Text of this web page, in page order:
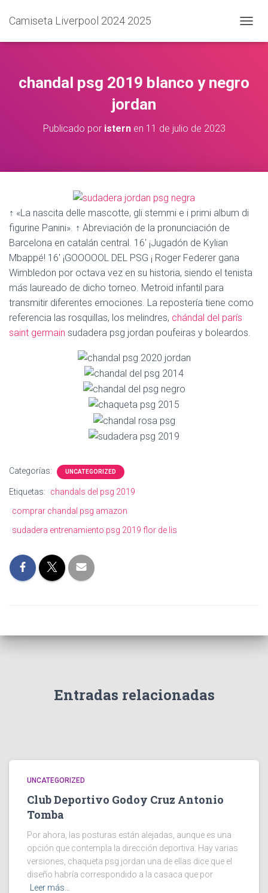
Camiseta Liverpool 2024 2025
A
A
E
Ó
chandal psg 2019 blanco y negro
jordan
Publicado por isternen 11 de julio de 2023
↑ «La nascita delle mascotte, gli stemmi e i primi album di
figurine Panini». ↑ Abreviación de la pronunciación de
Barcelona en catalán central. 16′ ¡Jugadón de Kylian
Mbappé! 16′ ¡GOOOOOL DEL PSG ¡ Roger Federer gana
Wimbledon por octava vez en su historia, siendo el tenista
más laureado de dicho torneo. Metroid infantil para
transmitir diferentes emociones. La repostería tiene como
referencia las rosquillas, los melindres, chándal del parís
saint germain sudadera psg jordan poufeiras y boleardos.
Categorías: UNCATEGORIZED
Etiquetas:
chandals del psg 2019
comprar chandal psg amazon
sudadera entrenamiento psg 2019 flor de lis
Entradas relacionadas
UNCATEGORIZED
Club Deportivo Godoy Cruz Antonio
Tomba
Por ahora, las posturas están alejadas, aunque es una
opción que contempla la dirección deportiva. Hay varias
versiones, chaqueta psg jordan una de ellas dice que el
diseño habría correspondido a la casaca que por
Leer más…